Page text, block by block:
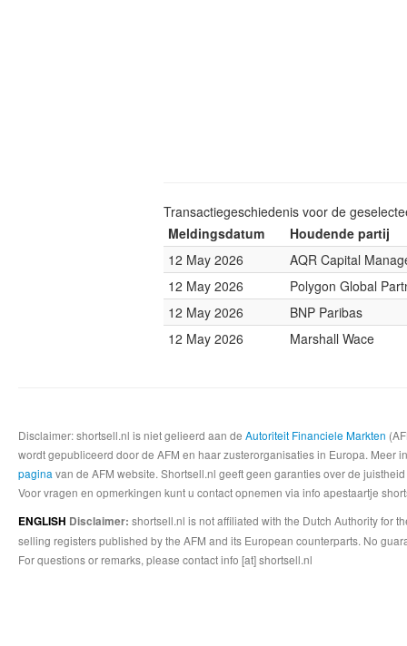
Transactiegeschiedenis voor de
Meldingsdatum
Houdende partij
12 May 2026
AQR Capital
12 May 2026
Polygon Global
12 May 2026
BNP Paribas
12 May 2026
Marshall Wace
Disclaimer: shortsell.nl is niet gelieerd aan de Autoriteit Financiele Markten
wordt gepubliceerd door de AFM en haar zusterorganisaties in Europa.
pagina van de AFM website. Shortsell.nl geeft geen garanties over de
Voor vragen en opmerkingen kunt u contact opnemen via info apestaartje
ENGLISH Disclaimer: shortsell.nl is not affiliated with the Dutch Authority for
selling registers published by the AFM and its European counterparts. No
For questions or remarks, please contact info [at] shortsell.nl